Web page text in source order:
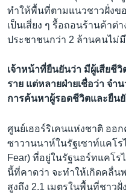
ทำให้พื้นที่ตามแนวชาวฝั่งข
เป็นเสี่ยง ๆ รื้อถอนร้านค้าต่
ประชาชนกว่า 2 ล้านคนไม่
เจ้าหน้าที่ยืนยันว่า มีผู้เสียชี
ราย แต่หลายฝ่ายเชื่อว่า จ
การค้นหาผู้รอดชีวิตและยืน
ศูนย์เฮอร์ริเคนแห่งชาติ ออ
ซาวานนาห์ในรัฐเซาท์แคโร
Fear) ที่อยู่ในรัฐนอร์ทแคโร
นี้ที่คาดว่า จะทำให้เกิดคลื่น
สูงถึง 2.1 เมตรในพื้นที่ชาว